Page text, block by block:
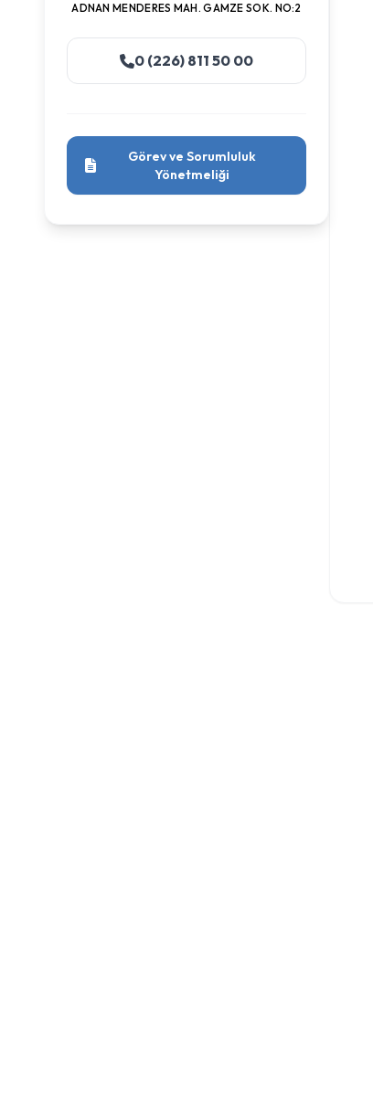
ADNAN MENDERES MAH. GAMZE SOK. NO:2
0 (226) 811 50 00
Görev ve Sorumluluk
Yönetmeliği